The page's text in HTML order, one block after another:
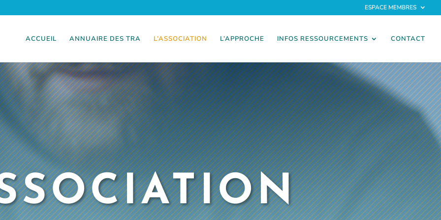
ESPACE MEMBRES
ACCUEIL ANNUAIRE DES TRA L’ASSOCIATION L’APPROCHE INFOS RESSOURCEMENTS CONTACT